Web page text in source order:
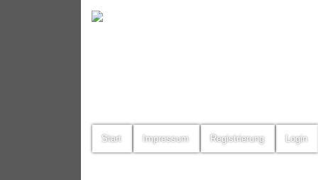
Start Impressum Registrierung Login